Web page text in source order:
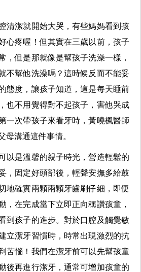
清潔就開始大哭，有些媽媽看到孩
心疼喔！但其實在三歲以前，孩子
，但是那就像是幫孩子洗澡一樣，
不幫他洗澡嗎？這時候反而不能妥
態度，讓孩子知道，這是每天睡前
也不用覺得對不起孩子，害他哭成
一次帶孩子來看牙時，黃曉楓醫師
母溝通這件事情。
以是溫馨的親子時光，營造輕鬆的
，固定好頭部後，輕聲安撫多給鼓
地確實兩顆兩顆牙齒刷仔細，即便
，在完成當下立即正向稱讚孩童，
到孩子的進步。對於口腔及觸覺敏
立潔牙習慣時，時常出現激烈的抗
苦惱！我們在潔牙前可以先幫孩童
後再進行潔牙，通常可增加孩童的